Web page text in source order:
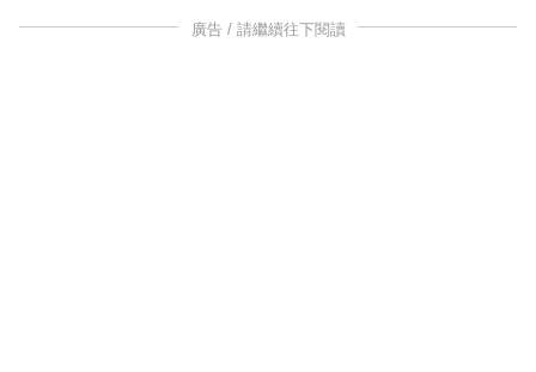
廣告 / 請繼續往下閱讀